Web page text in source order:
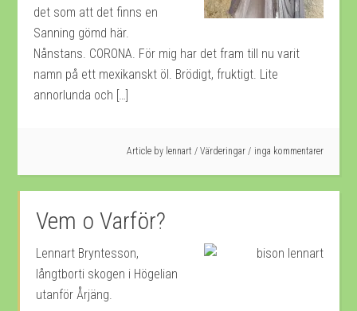
det som att det finns en
Sanning gömd här.
Nånstans. CORONA. För mig har det fram till nu varit
namn på ett mexikanskt öl. Brödigt, fruktigt. Lite
annorlunda och […]
Article by lennart / Värderingar inga kommentarer
Vem o Varför?
Lennart Bryntesson,
långtborti skogen i Högelian
utanför Årjäng.